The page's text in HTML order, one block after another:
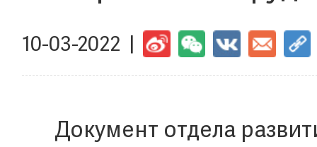
10-03-2022 |
Документ отдела